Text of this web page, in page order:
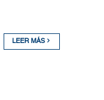
LEER MÁS